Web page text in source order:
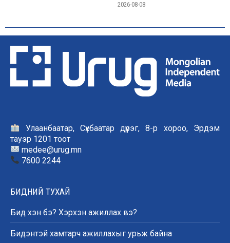
2026-08-08
Улаанбаатар, Сүхбаатар дүүрэг, 8-р хороо, Эрдэм
тауэр 1201 тоот
medee@urug.mn
7600 2244
БИДНИЙ ТУХАЙ
Бид хэн бэ? Хэрхэн ажиллах вэ?
Бидэнтэй хамтарч ажиллахыг урьж байна